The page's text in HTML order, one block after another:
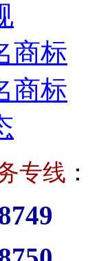
商标
商标
专线 ：